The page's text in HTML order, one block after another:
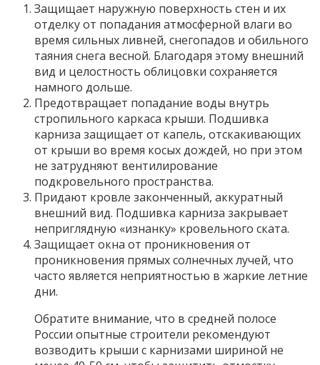
Защищает наружную поверхность стен и их
отделку от попадания атмосферной влаги во
время сильных ливней, снегопадов и обильного
таяния снега весной. Благодаря этому внешний
вид и целостность облицовки сохраняется
намного дольше.
Предотвращает попадание воды внутрь
стропильного каркаса крыши. Подшивка
карниза защищает от капель, отскакивающих
от крыши во время косых дождей, но при этом
не затрудняют вентилирование
подкровельного пространства.
Придают кровле законченный, аккуратный
внешний вид. Подшивка карниза закрывает
неприглядную «изнанку» кровельного ската.
Защищает окна от проникновения от
проникновения прямых солнечных лучей, что
часто является неприятностью в жаркие летние
дни.
Обратите внимание, что в средней полосе
России опытные строители рекомендуют
возводить крыши с карнизами шириной не